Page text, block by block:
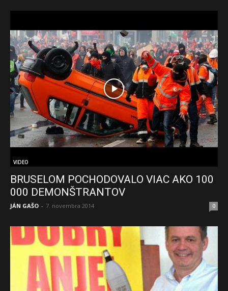
VIDEO
BRUSELOM POCHODOVALO VIAC AKO 100
000 DEMONŠTRANTOV
JÁN GAŠO - 7. novembra 2014 0